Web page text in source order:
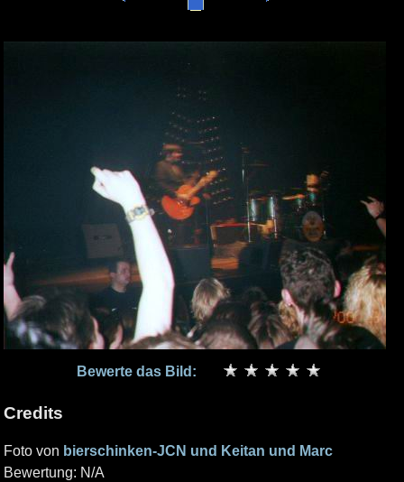
Bewerte das Bild:
Credits
Foto von bierschinken-JCN und Keitan und Marc
Bewertung: N/A